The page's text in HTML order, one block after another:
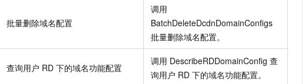
批量删除域名配置
调用
BatchDeleteDcdnDomainConfigs
批量删除域名配置。
查询用户 RD 下的域名功能配置
调用 DescribeRDDomainConfig 查
询用户 RD 下的域名功能配置。